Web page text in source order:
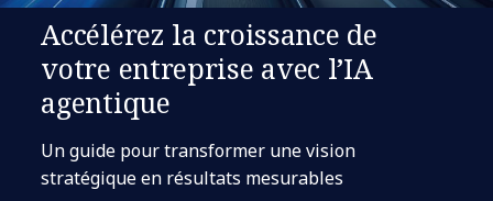
Accélérez la croissance de
votre entreprise avec l’IA
agentique
Un guide pour transformer une vision
stratégique en résultats mesurables